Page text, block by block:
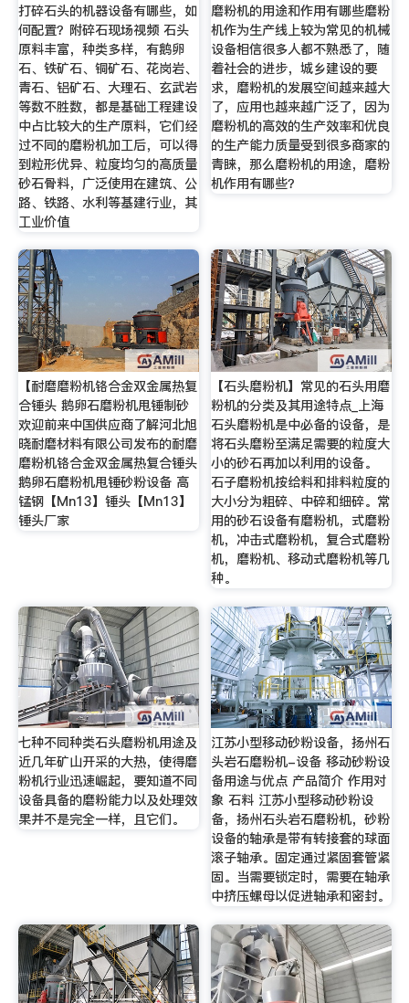
打碎石头的机器设备有哪些，如
何配置？附碎石现场视频 石头
原料丰富，种类多样，有鹅卵
石、铁矿石、铜矿石、花岗岩、
青石、铝矿石、大理石、玄武岩
等数不胜数，都是基础工程建设
中占比较大的生产原料，它们经
过不同的磨粉机加工后，可以得
到粒形优异、粒度均匀的高质量
砂石骨料，广泛使用在建筑、公
路、铁路、水利等基建行业，其
工业价值
磨粉机的用途和作用有哪些磨粉
机作为生产线上较为常见的机械
设备相信很多人都不熟悉了，随
着社会的进步，城乡建设的要
求，磨粉机的发展空间越来越大
了，应用也越来越广泛了，因为
磨粉机的高效的生产效率和优良
的生产能力质量受到很多商家的
青睐，那么磨粉机的用途，磨粉
机作用有哪些？
【耐磨磨粉机铬合金双金属热复
合锤头 鹅卵石磨粉机甩锤制砂
欢迎前来中国供应商了解河北旭
晓耐磨材料有限公司发布的耐磨
磨粉机铬合金双金属热复合锤头
鹅卵石磨粉机甩锤砂粉设备 高
锰钢【Mn13】锤头【Mn13】
锤头厂家
【石头磨粉机】常见的石头用磨
粉机的分类及其用途特点_上海
石头磨粉机是中必备的设备，是
将石头磨粉至满足需要的粒度大
小的砂石再加以利用的设备。
石子磨粉机按给料和排料粒度的
大小分为粗碎、中碎和细碎。常
用的砂石设备有磨粉机，式磨粉
机，冲击式磨粉机，复合式磨粉
机，磨粉机、移动式磨粉机等几
种。
七种不同种类石头磨粉机用途及
近几年矿山开采的大热，使得磨
粉机行业迅速崛起，要知道不同
设备具备的磨粉能力以及处理效
果并不是完全一样，且它们。
江苏小型移动砂粉设备，扬州石
头岩石磨粉机-设备 移动砂粉设
备用途与优点 产品简介 作用对
象 石料 江苏小型移动砂粉设
备，扬州石头岩石磨粉机，砂粉
设备的轴承是带有转接套的球面
滚子轴承。固定通过紧固套管紧
固。当需要锁定时，需要在轴承
中挤压螺母以促进轴承和密封。